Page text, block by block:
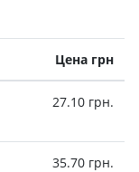
Цена грн
27.10 грн.
35.70 грн.